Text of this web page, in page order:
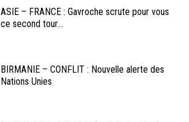
ASIE – FRANCE : Gavroche scrute pour vous
ce second tour...
BIRMANIE – CONFLIT : Nouvelle alerte des
Nations Unies